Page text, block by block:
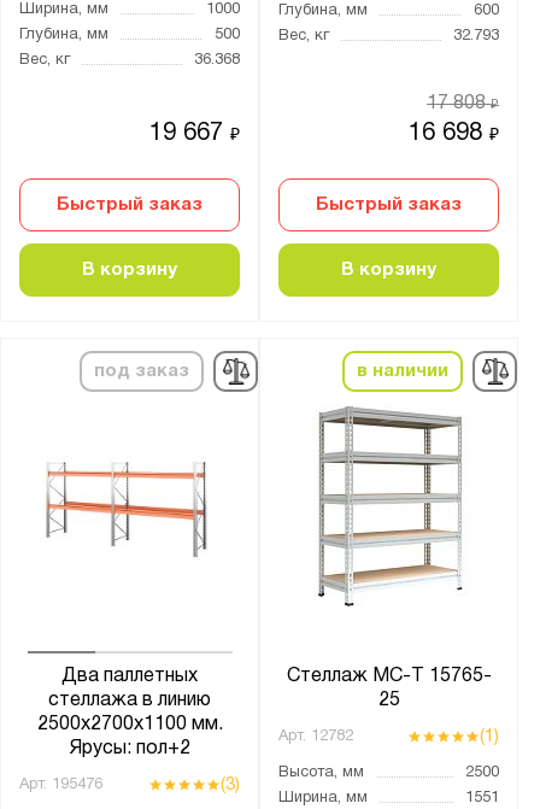
Ширина, мм
1000
Глубина, мм
500
Вес, кг
36.368
19 667₽
Быстрый заказ
В корзину
Глубина, мм
600
Вес, кг
32.793
16 698₽
17 808₽
Быстрый заказ
В корзину
под заказ
Два паллетных
стеллажа в линию
2500х2700х1100 мм.
Ярусы: пол+2
Арт. 195476 (3)
в наличии
Стеллаж МС-Т 15765-
25
Арт. 12782 (1)
Высота, мм
2500
Ширина, мм
1551